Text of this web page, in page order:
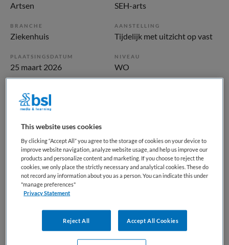
Artsen SEH-arts
BRANCHE
Ziekenhuis
AANSTELLING
Tijdelijk met uitzicht op vast
PLAATSINGSDATUM
25 maart 2026
NIVEAU
WO
Niet nader bepaald
Vacature niet beschikbaar
Deze vacature SEH-arts (0,6 - 1,0 fte) bij Martini Ziekenhuis
is niet meer actueel. Hieronder staan enkele vergelijkbare
vacatures die voor u wellicht interessant zijn.
This website uses cookies
By clicking “Accept All” you agree to the storage of cookies on your device to
improve website navigation, analyze website usage, and help us improve our
products and personalize content and marketing. If you choose to reject the
cookies, we only place the strictly necessary and analytical cookies. These do
not record any information about you as a person. You can indicate this under
"manage preferences"
Privacy Statement
Reject All Accept All Cookies